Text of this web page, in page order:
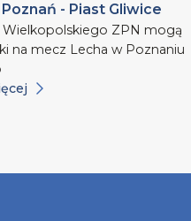
- Piast Gliwice
Wielkopolskiego ZPN mogą
na mecz Lecha w Poznaniu